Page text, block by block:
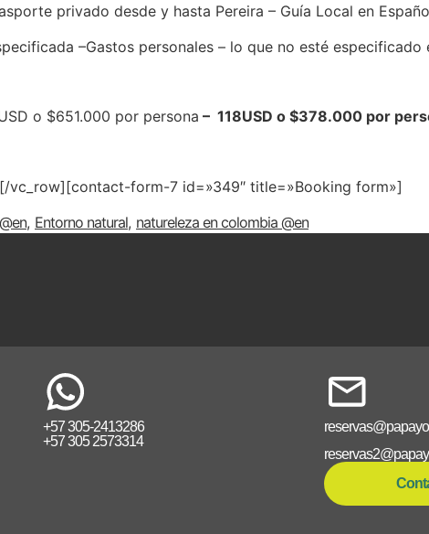
privado desde y hasta Pereira – Guía Local en
–Gastos personales – lo que no esté especificado
o $651.000 por persona – 118USD o $378.000 por
vc_row][contact-form-7 id=»349″ title=»Booking form»]
, Entorno natural, natureleza en colombia @en
+57 305-2413286
+57 305 2573314